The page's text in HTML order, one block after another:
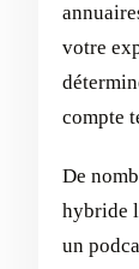
votre
compte
De
hybride
un